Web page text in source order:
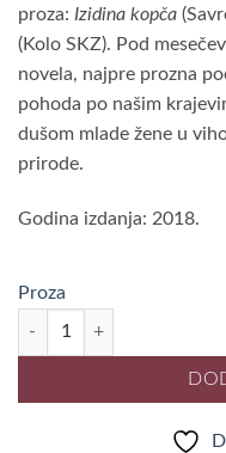
proza: Izidina kopča
(Kolo SKZ). Pod
novela, najpre prozna
pohoda po našim
dušom mlade žene u
prirode.
Godina izdanja: 2018.
Proza
POD MESEČEVIM